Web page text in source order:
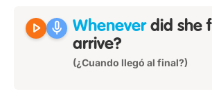
play_arrow mic Wheneverdid she
arrive?
(¿Cuando llegó al final?)